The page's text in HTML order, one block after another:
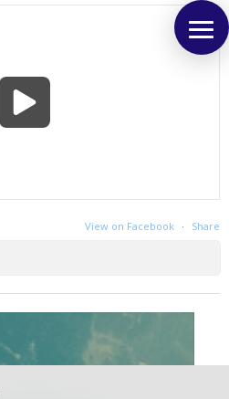
View on Facebook · Share